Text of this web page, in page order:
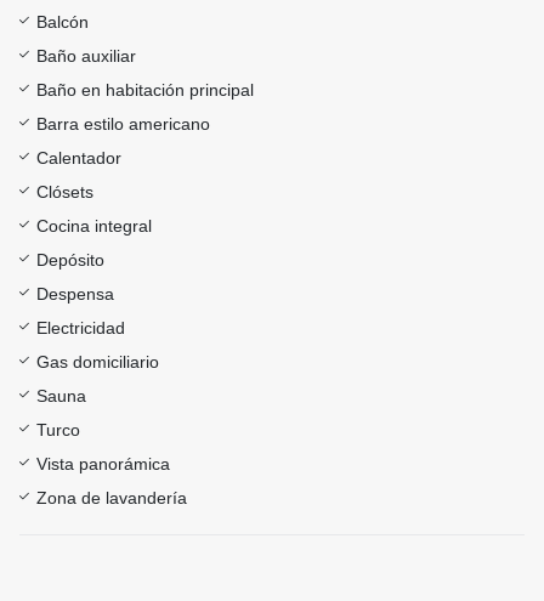
Balcón
Baño auxiliar
Baño en habitación principal
Barra estilo americano
Calentador
Clósets
Cocina integral
Depósito
Despensa
Electricidad
Gas domiciliario
Sauna
Turco
Vista panorámica
Zona de lavandería